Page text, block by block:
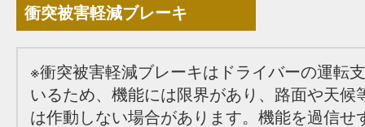
衝突被害軽減ブレーキ
※衝突被害軽減ブレーキはドライバーの運転
いるため、機能には限界があり、路面や天候
は作動しない場合があります。機能を過信せ